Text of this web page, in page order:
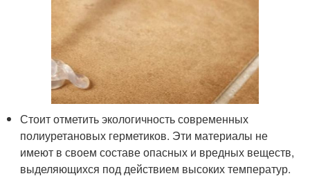
Стоит отметить экологичность современных
полиуретановых герметиков. Эти материалы не
имеют в своем составе опасных и вредных веществ,
выделяющихся под действием высоких температур.